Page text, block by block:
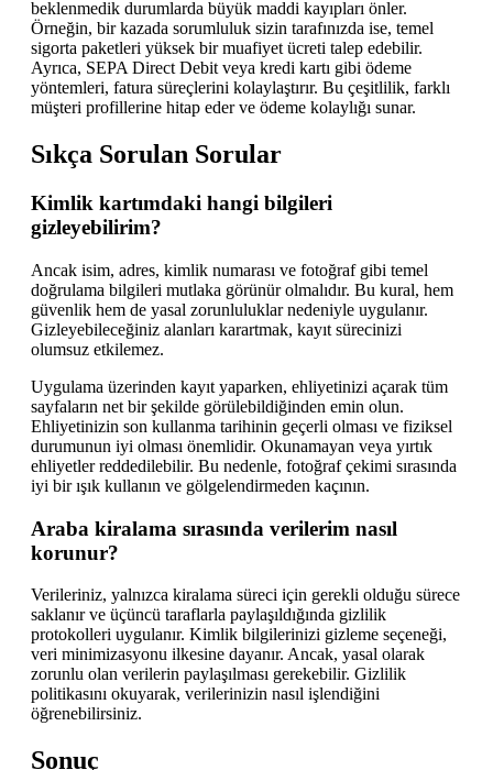
beklenmedik durumlarda büyük maddi kayıpları önler.
Örneğin, bir kazada sorumluluk sizin tarafınızda ise, temel
sigorta paketleri yüksek bir muafiyet ücreti talep edebilir.
Ayrıca, SEPA Direct Debit veya kredi kartı gibi ödeme
yöntemleri, fatura süreçlerini kolaylaştırır. Bu çeşitlilik, farklı
müşteri profillerine hitap eder ve ödeme kolaylığı sunar.
Sıkça Sorulan Sorular
Kimlik kartımdaki hangi bilgileri
gizleyebilirim?
Ancak isim, adres, kimlik numarası ve fotoğraf gibi temel
doğrulama bilgileri mutlaka görünür olmalıdır. Bu kural, hem
güvenlik hem de yasal zorunluluklar nedeniyle uygulanır.
Gizleyebileceğiniz alanları karartmak, kayıt sürecinizi
olumsuz etkilemez.
Uygulama üzerinden kayıt yaparken, ehliyetinizi açarak tüm
sayfaların net bir şekilde görülebildiğinden emin olun.
Ehliyetinizin son kullanma tarihinin geçerli olması ve fiziksel
durumunun iyi olması önemlidir. Okunamayan veya yırtık
ehliyetler reddedilebilir. Bu nedenle, fotoğraf çekimi sırasında
iyi bir ışık kullanın ve gölgelendirmeden kaçının.
Araba kiralama sırasında verilerim nasıl
korunur?
Verileriniz, yalnızca kiralama süreci için gerekli olduğu sürece
saklanır ve üçüncü taraflarla paylaşıldığında gizlilik
protokolleri uygulanır. Kimlik bilgilerinizi gizleme seçeneği,
veri minimizasyonu ilkesine dayanır. Ancak, yasal olarak
zorunlu olan verilerin paylaşılması gerekebilir. Gizlilik
politikasını okuyarak, verilerinizin nasıl işlendiğini
öğrenebilirsiniz.
Sonuç